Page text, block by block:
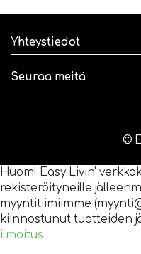
Yhteystiedot
Seuraa meitä
©
Huom! Easy Livin'
rekisteröityneille
myyntitiimiimme
kiinnostunut tuotteiden
ilmoitus